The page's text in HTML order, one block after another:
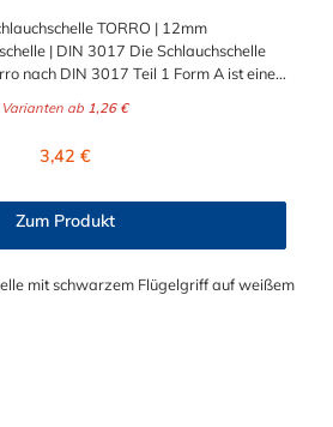
TORRO | 12mm
| DIN 3017 Die Schlauchschelle
nach DIN 3017 Teil 1 Form A ist eine
sich durch einen großen Spannbereich
besonders schlauchschonend und
Schlauchschelle nach DIN 3017 Teil 1
bis zu einem Spannbereich von 410
mm wählbar.
Varianten ab 1,26 €
Regulärer Preis:
3,42 €
Zum Produkt